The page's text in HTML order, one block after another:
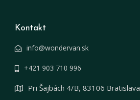
Kontakt
info@wondervan.sk
+421 903 710 996
Pri Šajbách 4/B, 83106 Bratislava